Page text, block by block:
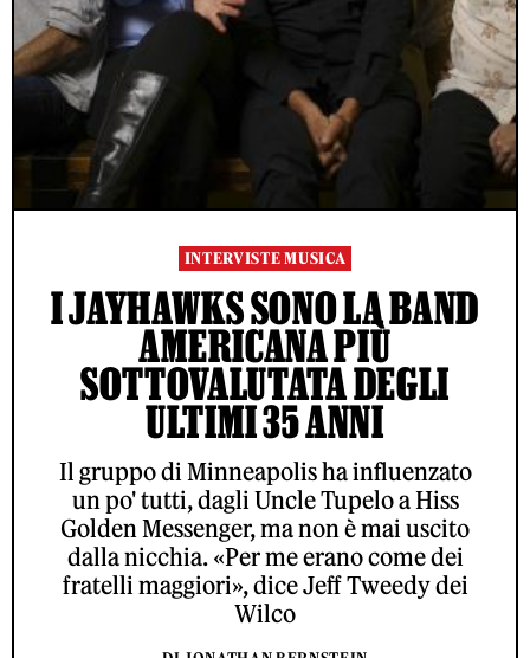
INTERVISTE MUSICA
I JAYHAWKS SONO LA BAND
AMERICANA PIÙ
SOTTOVALUTATA DEGLI
ULTIMI 35 ANNI
Il gruppo di Minneapolis ha influenzato
un po' tutti, dagli Uncle Tupelo a Hiss
Golden Messenger, ma non è mai uscito
dalla nicchia. «Per me erano come dei
fratelli maggiori», dice Jeff Tweedy dei
Wilco